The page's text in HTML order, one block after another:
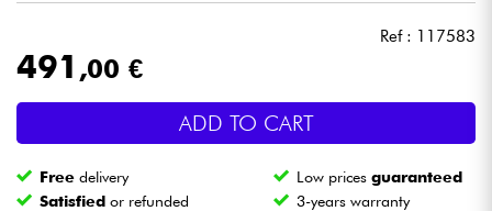
Lighting
Wind
Ref : 117583
491 ,00 €
ADD TO CART
Free delivery Low pricesguaranteed
Satisfied or refunded 3-years warranty